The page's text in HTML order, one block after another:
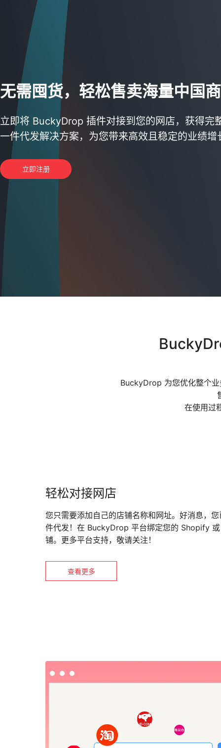
无需囤货，轻松售卖海量中国
立即将 BuckyDrop 插件对接到您的网店，获得完
一件代发解决方案，为您带来高效且稳定的业绩增
立即注册
BuckyDrop 为您优化整个
在使用过
轻松对接网店
您只需要添加自己的店铺名称和网址。好消息，
件代发！在 BuckyDrop 平台绑定您的 Shopify
铺。更多平台支持，敬请关注！
查看更多